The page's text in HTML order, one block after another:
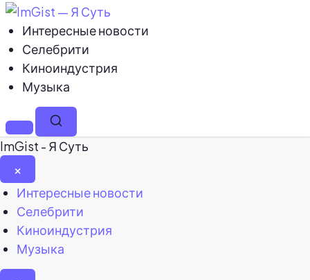
Интересные новости
Селебрити
Киноиндустрия
Музыка
МенюПоиск
ImGist - Я Суть
×
Закрыть
меню
Интересные новости
Селебрити
Киноиндустрия
Музыка